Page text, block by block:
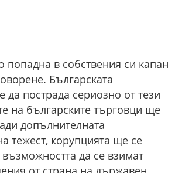
попадна в собствения си капан
Българската
пострада сериозно от тези
на българските търговци ще
допълнителната
тежест, корупцията ще се
да се взимат